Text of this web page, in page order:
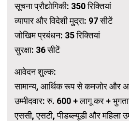
सूचना प्रौद्योगिकी: 350 रिक्तियां
व्यापार और विदेशी मुद्रा: 97 सीटें
जोखिम प्रबंधन: 35 रिक्तियां
सुरक्षा: 36 सीटें
आवेदन शुल्क:
सामान्य, आर्थिक रूप से कमजोर और
उम्मीदवार: रु. 600 + लागू कर +
एससी, एसटी, पीडब्ल्यूडी और महिला